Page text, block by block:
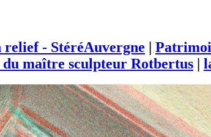
- StéréAuvergne |
du maître sculpteur Rotbertus |